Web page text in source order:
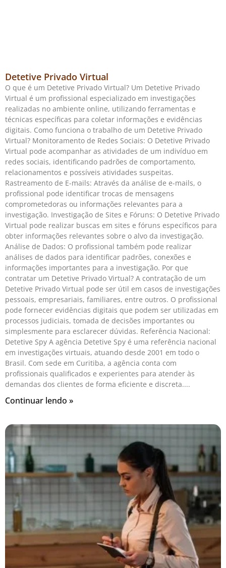
Detetive Privado Virtual
O que é um Detetive Privado Virtual? Um Detetive Privado
Virtual é um profissional especializado em investigações
realizadas no ambiente online, utilizando ferramentas e
técnicas específicas para coletar informações e evidências
digitais. Como funciona o trabalho de um Detetive Privado
Virtual? Monitoramento de Redes Sociais: O Detetive Privado
Virtual pode acompanhar as atividades de um indivíduo em
redes sociais, identificando padrões de comportamento,
relacionamentos e possíveis atividades suspeitas.
Rastreamento de E-mails: Através da análise de e-mails, o
profissional pode identificar trocas de mensagens
comprometedoras ou informações relevantes para a
investigação. Investigação de Sites e Fóruns: O Detetive Privado
Virtual pode realizar buscas em sites e fóruns específicos para
obter informações relevantes sobre o alvo da investigação.
Análise de Dados: O profissional também pode realizar
análises de dados para identificar padrões, conexões e
informações importantes para a investigação. Por que
contratar um Detetive Privado Virtual? A contratação de um
Detetive Privado Virtual pode ser útil em casos de investigações
pessoais, empresariais, familiares, entre outros. O profissional
pode fornecer evidências digitais que podem ser utilizadas em
processos judiciais, tomada de decisões importantes ou
simplesmente para esclarecer dúvidas. Referência Nacional:
Detetive Spy A agência Detetive Spy é uma referência nacional
em investigações virtuais, atuando desde 2001 em todo o
Brasil. Com sede em Curitiba, a agência conta com
profissionais qualificados e experientes para atender às
demandas dos clientes de forma eficiente e discreta.
Continuar lendo »